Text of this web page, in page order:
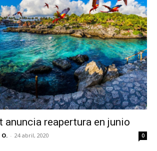
anuncia reapertura en junio
- 24 abril, 2020 0